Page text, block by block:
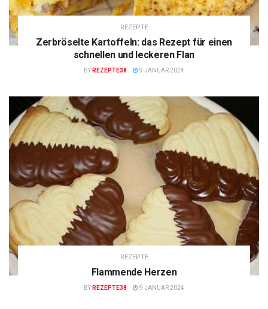
REZEPTE
Zerbröselte Kartoffeln: das Rezept für einen
schnellen und leckeren Flan
BY REZEPTE38 9 JANUAR 2024
REZEPTE
Flammende Herzen
BY REZEPTE38 9 JANUAR 2024